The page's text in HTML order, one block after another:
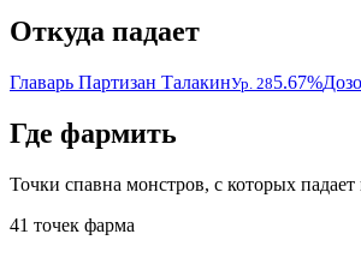
Откуда падает
Главарь Партизан ТалакинУр. 285.67%
Где фармить
Точки спавна монстров, с которых
41 точек фарма